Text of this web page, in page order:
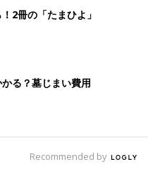
2冊の「たまひよ」
る？墓じまい費用
Recommended by